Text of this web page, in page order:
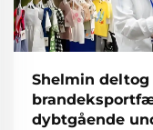
Shelmin
dybtgående